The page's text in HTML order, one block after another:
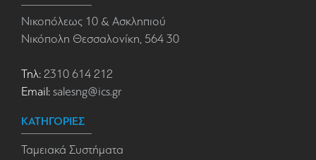
Νικοπόλεως 10 & Ασκληπιού
Νικόπολη Θεσσαλονίκη, 564 30
Τηλ: 2310 614 212
Email: salesng@ics.gr
ΚΑΤΗΓΟΡΙΕΣ
Ταμειακά Συστήματα